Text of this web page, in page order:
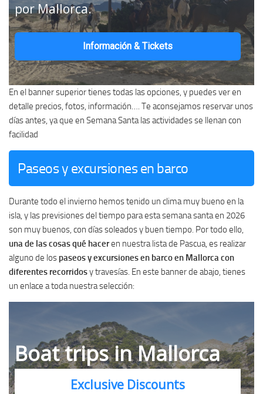
por Mallorca.
Información & Tickets
En el banner superior tienes todas las opciones, y puedes ver en
detalle precios, fotos, información…. Te aconsejamos reservar unos
días antes, ya que en Semana Santa las actividades se llenan con
facilidad
Paseos y excursiones en barco
Durante todo el invierno hemos tenido un clima muy bueno en la
isla, y las previsiones del tiempo para esta semana santa en 2026
son muy buenos, con días soleados y buen tiempo. Por todo ello,
una de las cosas qué haceren nuestra lista de Pascua, es realizar
alguno de los paseos y excursiones en barco en Mallorca con
diferentes recorridosy travesías. En este banner de abajo, tienes
un enlace a toda nuestra selección:
Boat trips in Mallorca
Exclusive Discounts